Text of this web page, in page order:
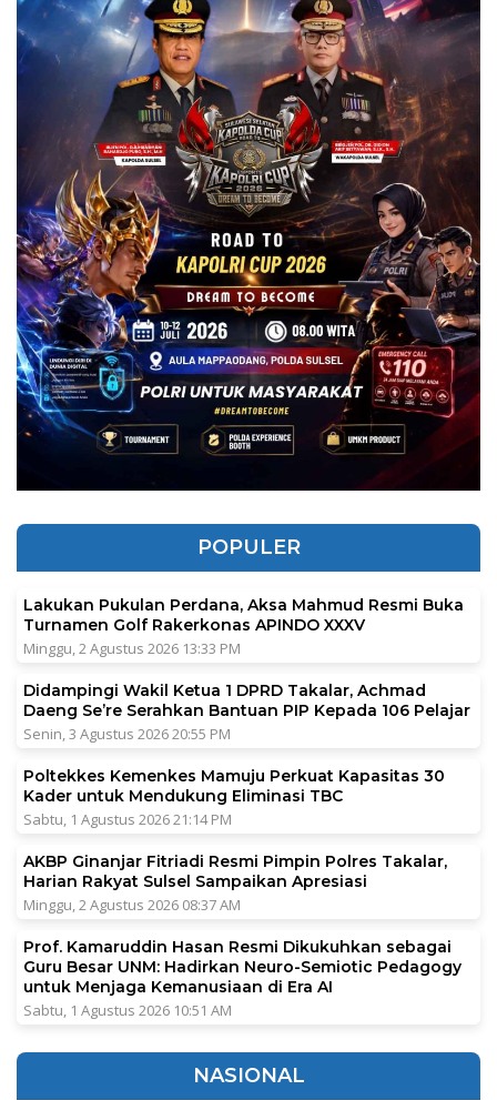
POPULER
Lakukan Pukulan Perdana, Aksa Mahmud Resmi Buka
Turnamen Golf Rakerkonas APINDO XXXV
Minggu, 2 Agustus 2026 13:33 PM
Didampingi Wakil Ketua 1 DPRD Takalar, Achmad
Daeng Se’re Serahkan Bantuan PIP Kepada 106 Pelajar
Senin, 3 Agustus 2026 20:55 PM
Poltekkes Kemenkes Mamuju Perkuat Kapasitas 30
Kader untuk Mendukung Eliminasi TBC
Sabtu, 1 Agustus 2026 21:14 PM
AKBP Ginanjar Fitriadi Resmi Pimpin Polres Takalar,
Harian Rakyat Sulsel Sampaikan Apresiasi
Minggu, 2 Agustus 2026 08:37 AM
Prof. Kamaruddin Hasan Resmi Dikukuhkan sebagai
Guru Besar UNM: Hadirkan Neuro-Semiotic Pedagogy
untuk Menjaga Kemanusiaan di Era AI
Sabtu, 1 Agustus 2026 10:51 AM
NASIONAL